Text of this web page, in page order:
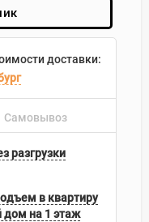
доставки:
Самовывоз
разгрузки
в квартиру
дом на 1 этаж